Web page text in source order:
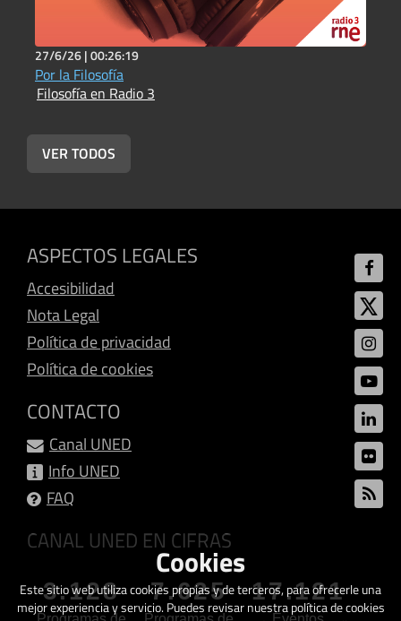
27/6/26 |00:26:19
Por la Filosofía
Filosofía en Radio 3
VER TODOS
ASPECTOS LEGALES
Accesibilidad
Nota Legal
Política de privacidad
Política de cookies
CONTACTO
Canal UNED
Info UNED
FAQ
CANAL UNED EN CIFRAS
3.128 7.625 17.121
Cookies
Este sitio web utiliza cookies propias y de terceros, para ofrecerle una
mejor experiencia y servicio. Puedes revisar nuestra política de cookies